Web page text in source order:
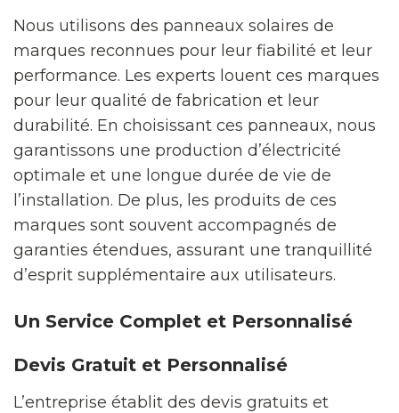
Nous utilisons des panneaux solaires de
marques reconnues pour leur fiabilité et leur
performance. Les experts louent ces marques
pour leur qualité de fabrication et leur
durabilité. En choisissant ces panneaux, nous
garantissons une production d’électricité
optimale et une longue durée de vie de
l’installation. De plus, les produits de ces
marques sont souvent accompagnés de
garanties étendues, assurant une tranquillité
d’esprit supplémentaire aux utilisateurs.
Un Service Complet et Personnalisé
Devis Gratuit et Personnalisé
L’entreprise établit des devis gratuits et